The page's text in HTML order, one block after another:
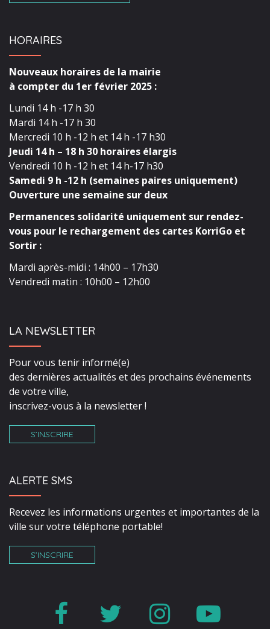
HORAIRES
Nouveaux horaires de la mairie
à compter du 1er février 2025 :
Lundi 14 h -17 h 30
Mardi 14 h -17 h 30
Mercredi 10 h -12 h et 14 h -17 h30
Jeudi 14 h – 18 h 30 horaires élargis
Vendredi 10 h -12 h et 14 h-17 h30
Samedi 9 h -12 h (semaines paires uniquement)
Ouverture une semaine sur deux
Permanences solidarité uniquement sur rendez-
vous pour le rechargement des cartes KorriGo et
Sortir :
Mardi après-midi : 14h00 – 17h30
Vendredi matin : 10h00 – 12h00
LA NEWSLETTER
Pour vous tenir informé(e)
des dernières actualités et des prochains événements
de votre ville,
inscrivez-vous à la newsletter !
S’INSCRIRE
ALERTE SMS
Recevez les informations urgentes et importantes de la
ville sur votre téléphone portable!
S’INSCRIRE
Lien Lien Lien